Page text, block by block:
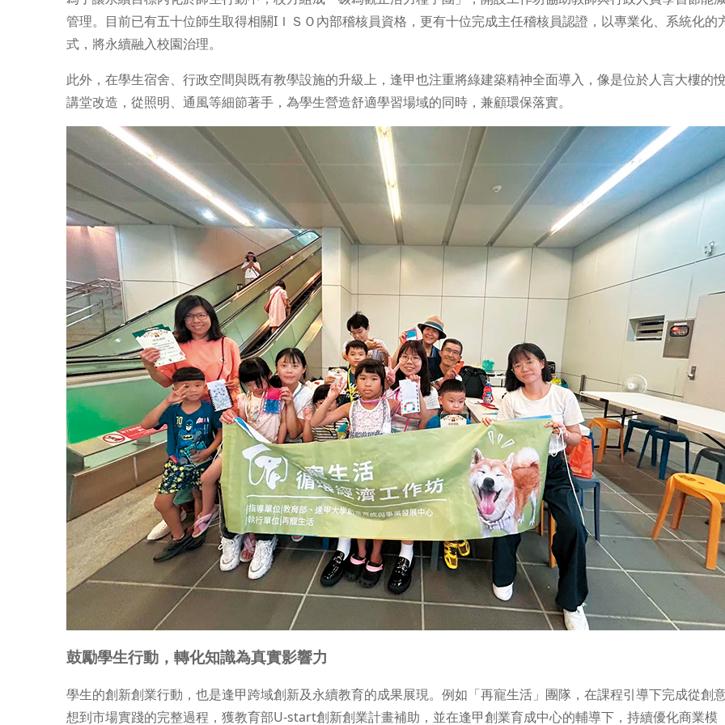
管理。目前已有五十位師生取得相關IＩＳＯ內部稽核員資格，更有十位完成主任稽核員認證，以專業化、系統化的
式，將永續融入校園治理。
此外，在學生宿舍、行政空間與既有教學設施的升級上，逢甲也注重將綠建築精神全面導入，像是位於人言大樓的
講堂改造，從照明、通風等細節著手，為學生營造舒適學習場域的同時，兼顧環保落實。
鼓勵學生行動，轉化知識為真實影響力
學生的創新創業行動，也是逢甲跨域創新及永續教育的成果展現。例如「再寵生活」團隊，在課程引導下完成從創
想到市場實踐的完整過程，獲教育部U-start創新創業計畫補助，並在逢甲創業育成中心的輔導下，持續優化商業模